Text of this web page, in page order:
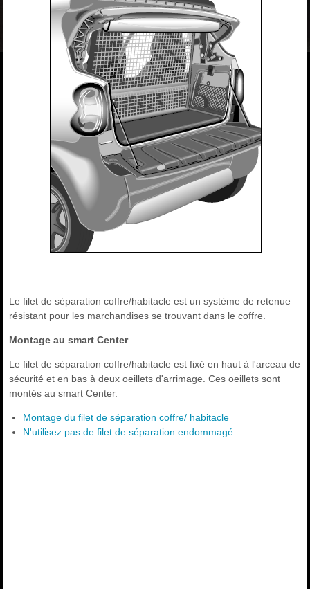
Le filet de séparation coffre/habitacle est un système de retenue
résistant pour les marchandises se trouvant dans le coffre.
Montage au smart Center
Le filet de séparation coffre/habitacle est fixé en haut à l'arceau de
sécurité et en bas à deux oeillets d'arrimage. Ces oeillets sont
montés au smart Center.
Montage du filet de séparation coffre/ habitacle
N'utilisez pas de filet de séparation endommagé